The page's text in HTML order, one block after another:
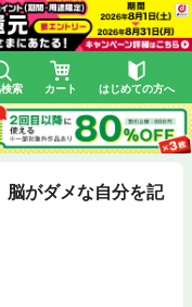
索 カート はじめての方へ
脳がダメな自分を記